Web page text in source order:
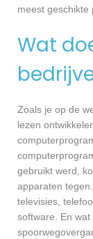
meest geschikte
Wat
Zoals je op de
lezen
gebruikt werd,
apparaten
televisies,
software. En wat